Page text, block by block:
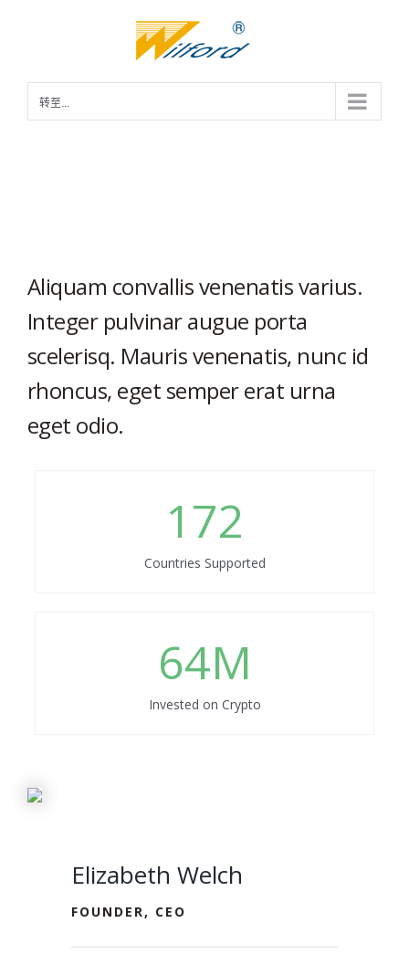
转至...
Aliquam convallis venenatis varius.
Integer pulvinar augue porta
scelerisq. Mauris venenatis, nunc id
rhoncus, eget semper erat urna
eget odio.
172
Countries Supported
64M
Invested on Crypto
Elizabeth Welch
FOUNDER, CEO